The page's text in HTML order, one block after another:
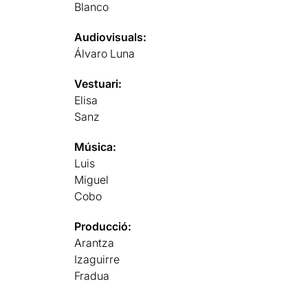
Blanco
Audiovisuals:
Álvaro Luna
Vestuari:
Elisa
Sanz
Música:
Luis
Miguel
Cobo
Producció:
Arantza
Izaguirre
Fradua